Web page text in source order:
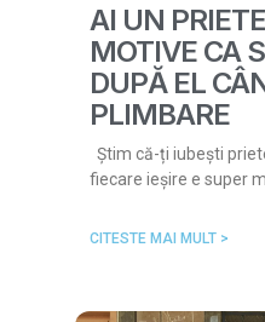
AI UN
MOTIVE CA
DUPĂ EL
PLIMBARE
Știm că-ți iubești
fiecare ieșire e super
CITESTE MAI MULT >